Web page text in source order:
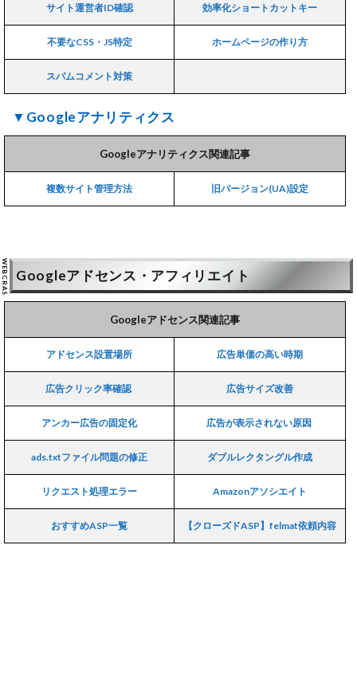
サイト運営者ID確認 効率化ショートカットキー
不要なCSS・JS特定 ホームページの作り方
スパムコメント対策
▼Googleアナリティクス
Googleアナリティクス関連記事
複数サイト管理方法 旧バージョン(UA)設定
Googleアドセンス・アフィリエイト
Googleアドセンス関連記事
アドセンス設置場所 広告単価の高い時期
広告クリック率確認 広告サイズ改善
アンカー広告の固定化 広告が表示されない原因
ads.txtファイル問題の修正 ダブルレクタングル作成
リクエスト処理エラー Amazonアソシエイト
おすすめASP一覧 【クローズドASP】felmat依頼内容